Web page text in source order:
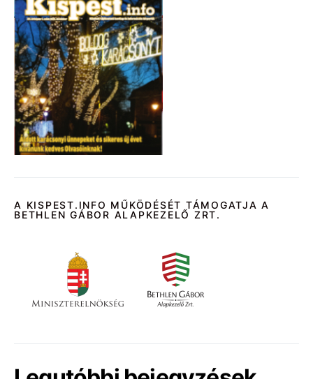
A KISPEST.INFO MŰKÖDÉSÉT TÁMOGATJA A
BETHLEN GÁBOR ALAPKEZELŐ ZRT.